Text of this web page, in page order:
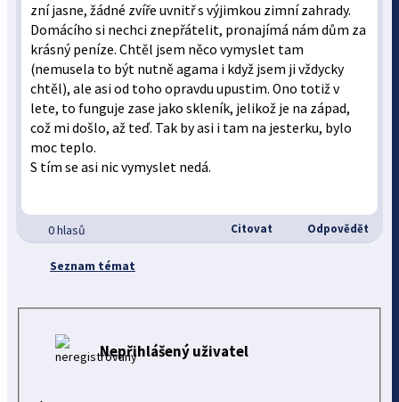
zní jasne, žádné zvíře uvnitř s výjimkou zimní zahrady.
Domácího si nechci znepřátelit, pronajímá nám dům za
krásný peníze. Chtěl jsem něco vymyslet tam
(nemusela to být nutně agama i když jsem ji vždycky
chtěl), ale asi od toho opravdu upustim. Ono totiž v
lete, to funguje zase jako skleník, jelikož je na západ,
což mi došlo, až teď. Tak by asi i tam na jesterku, bylo
moc teplo.
S tím se asi nic vymyslet nedá.
0 hlasů Citovat Odpovědět
Seznam témat
Nepřihlášený uživatel